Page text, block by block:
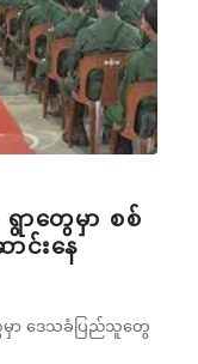
ာတွေမှာ စစ်
င်းနေ
မှာ ‌ဒေသခံပြည်သူတွေ